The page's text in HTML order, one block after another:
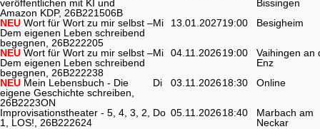
veröffentlichen mit KI und
Amazon KDP, 26B221506B
Bissingen
NEU Wort für Wort zu mir selbst –
Dem eigenen Leben schreibend
begegnen, 26B222205
Mi 13.01.202719:00 Besigheim
NEU Wort für Wort zu mir selbst –
Dem eigenen Leben schreibend
begegnen, 26B222238
Mi 04.11.202619:00
Vaihingen an
Enz
NEU Mein Lebensbuch - Die
eigene Geschichte schreiben,
26B2223ON
Di 03.11.202618:30 Online
Improvisationstheater - 5, 4, 3, 2,
1, LOS!, 26B222624
Do 05.11.202618:40
Marbach am
Neckar